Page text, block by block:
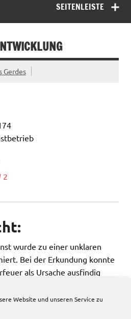
Website und unseren Service zu
SEITENLEISTE
Gerdes
2
wurde zu einer unklaren
Bei der Erkundung konnte
als Ursache ausfindig